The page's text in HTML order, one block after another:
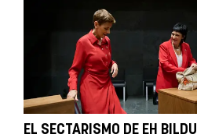
EL SECTARISMO DE EH BILDU